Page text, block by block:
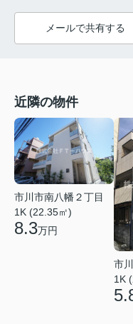
メールで共有する
近隣の物件
市川市南八幡２丁目
1K (22.35㎡)
8.3万円
市
1K